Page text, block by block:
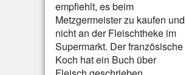
empfiehlt, es beim
Metzgermeister zu kaufen und
nicht an der Fleischtheke im
Supermarkt. Der französische
Koch hat ein Buch über